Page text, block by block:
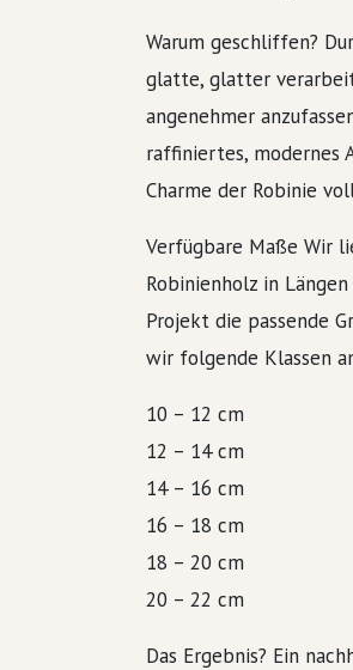
Warum geschliffen?
glatte, glatter
angenehmer
raffiniertes, modernes
Charme der Robinie
Verfügbare Maße Wir
Robinienholz in
Projekt die passende
wir folgende Klassen
10 – 12 cm
12 – 14 cm
14 – 16 cm
16 – 18 cm
18 – 20 cm
20 – 22 cm
Das Ergebnis? Ein